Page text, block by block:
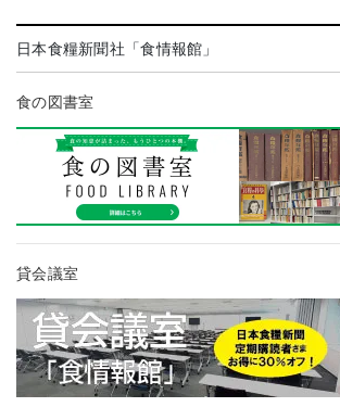
日本食糧新聞社「食情報館」
食の図書室
貸会議室